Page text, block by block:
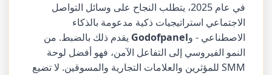
في عام 2025، يتطلب النجاح على وسائل التواصل
الاجتماعي استراتيجيات ذكية مدعومة بالذكاء
الاصطناعي - وGodofpanel يقدم ذلك بالضبط. من
النمو الفيروسي إلى التفاعل الآمن، فهو أفضل لوحة
SMM للمؤثرين والعلامات التجارية والمسوقين. لا تضيع